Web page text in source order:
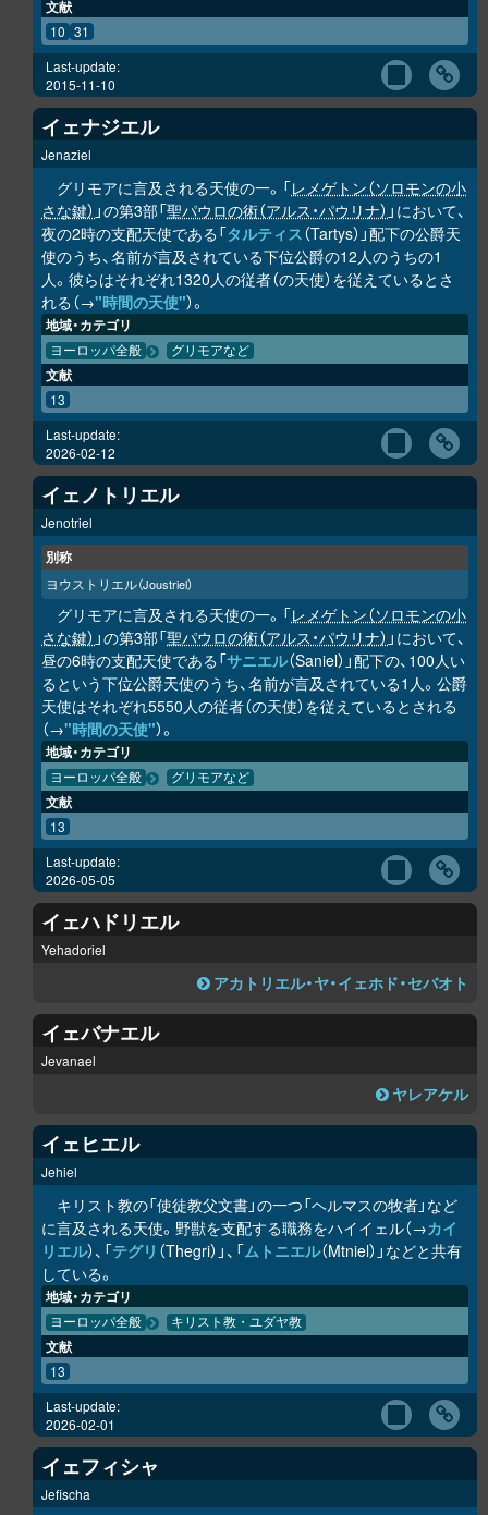
文献
10 31
Last-update:
2015-11-10
イェナジエル
Jenaziel
グリモアに言及される天使の一。「レメゲトン（ソロモンの小
さな鍵） 」の第3部「聖パウロの術（アルス・パウリナ） 」において、
夜の2時の支配天使である「タルティス（Tartys）」配下の公爵天
使のうち、名前が言及されている下位公爵の12人のうちの1
人。彼らはそれぞれ1320人の従者（の天使）を従えているとさ
れる（→"時間の天使"）。
地域・カテゴリ
ヨーロッパ全般 グリモアなど
文献
13
Last-update:
2026-02-12
イェノトリエル
Jenotriel
別称
ヨウストリエル（Joustriel）
グリモアに言及される天使の一。「レメゲトン（ソロモンの小
さな鍵） 」の第3部「聖パウロの術（アルス・パウリナ） 」において、
昼の6時の支配天使である「サニエル（Saniel）」配下の、100人い
るという下位公爵天使のうち、名前が言及されている1人。公爵
天使はそれぞれ5550人の従者（の天使）を従えているとされる
（→"時間の天使"）。
地域・カテゴリ
ヨーロッパ全般 グリモアなど
文献
13
Last-update:
2026-05-05
イェハドリエル
Yehadoriel
アカトリエル・ヤ・イェホド・セバオト
イェバナエル
Jevanael
ヤレアケル
イェヒエル
Jehiel
キリスト教の「使徒教父文書」の一つ「ヘルマスの牧者」など
に言及される天使。野獣を支配する職務をハイイェル（→カイ
リエル）、「テグリ （Thegri）」、「ムトニエル（Mtniel）」などと共有
している。
地域・カテゴリ
ヨーロッパ全般 キリスト教・ユダヤ教
文献
13
Last-update:
2026-02-01
イェフィシャ
Jefischa